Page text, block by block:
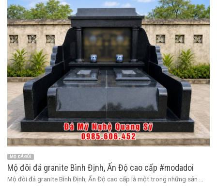
MỘ ĐÁ ĐÔI
Mộ đôi đá granite Bình Định, Ấn Độ cao cấp #modadoi
Mộ đôi đá granite Bình Định, Ấn Độ cao cấp là một trong những sản ...